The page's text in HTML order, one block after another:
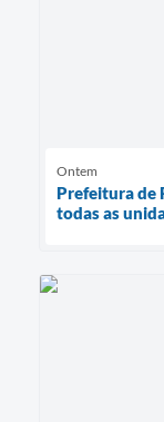
Ontem
Prefeitura de
todas as